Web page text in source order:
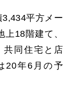
平方メー
18階建て、
共同住宅と店
20年6月の予